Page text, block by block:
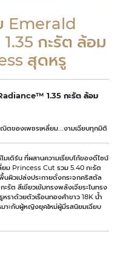
Emerald
กะรัต ล้อม
สุดหรู
1.35 กะรัต ล้อม
ณิตของเพชรเหลี่ยม...งามเฉียบทุกมิติ
มเดิร์น ที่ผสานความเรียบโก้ของดีไซน์
ยม Princess Cut รวม 5.40 กะรัต
นผิวเปล่งประกายดั่งกระจกคริสตัล
รัต สีเขียวเข้มทรงพลังเจียระไนทรง
าด้วยตัวเรือนทองคำขาว 18K น้ำ
มาะกับผู้หญิงยุคใหม่ผู้มีรสนิยมเฉียบ